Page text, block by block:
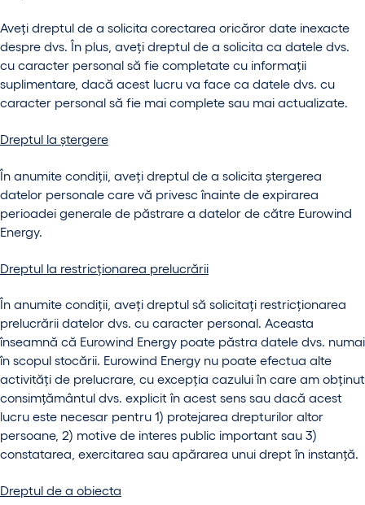
Aveți dreptul de a solicita corectarea oricăror date inexacte
despre dvs. În plus, aveți dreptul de a solicita ca datele dvs.
cu caracter personal să fie completate cu informații
suplimentare, dacă acest lucru va face ca datele dvs. cu
caracter personal să fie mai complete sau mai actualizate.
Dreptul la ștergere
În anumite condiții, aveți dreptul de a solicita ștergerea
datelor personale care vă privesc înainte de expirarea
perioadei generale de păstrare a datelor de către Eurowind
Energy.
Dreptul la restricționarea prelucrării
În anumite condiții, aveți dreptul să solicitați restricționarea
prelucrării datelor dvs. cu caracter personal. Aceasta
înseamnă că Eurowind Energy poate păstra datele dvs. numai
în scopul stocării. Eurowind Energy nu poate efectua alte
activități de prelucrare, cu excepția cazului în care am obținut
consimțământul dvs. explicit în acest sens sau dacă acest
lucru este necesar pentru 1) protejarea drepturilor altor
persoane, 2) motive de interes public important sau 3)
constatarea, exercitarea sau apărarea unui drept în instanță.
Dreptul de a obiecta